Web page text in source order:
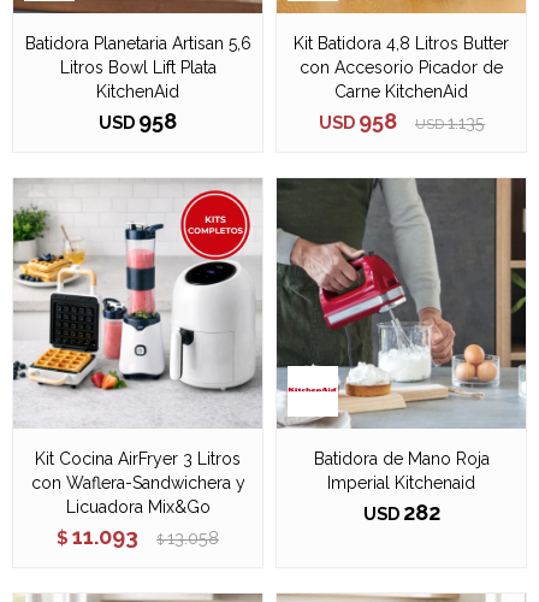
Batidora Planetaria Artisan 5,6
Litros Bowl Lift Plata
KitchenAid
USD 958
Kit Batidora 4,8 Litros Butter
con Accesorio Picador de
Carne KitchenAid
USD 958 USD 1.135
Kit Cocina AirFryer 3 Litros
con Waflera-Sandwichera y
Licuadora Mix&Go
$ 11.093 $ 13.058
Batidora de Mano Roja
Imperial Kitchenaid
USD 282